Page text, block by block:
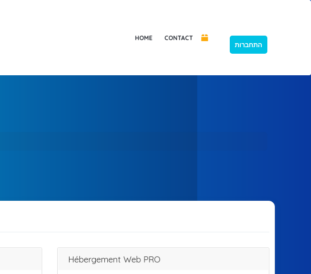
HOME CONTACT
התחברות
Hébergement Web PRO